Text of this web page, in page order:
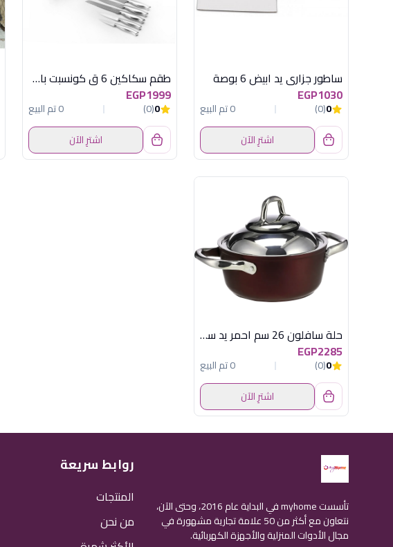
ساطور جزارى يد ابيض 6 بوصة
EGP1030
0
(0)
0 تم البيع
اشترِ الآن
طقم سكاكين 6 ق كونسبت باستاند هابى هوم
EGP1999
0
(0)
0 تم البيع
اشترِ الآن
حلة سافلون 26 سم احمر يد ستيل
EGP2285
0
(0)
0 تم البيع
اشترِ الآن
تأسست myhome في البداية عام 2016، وحتى الآن،
نتعاون مع أكثر من 50 علامة تجارية مشهورة في
مجال الأدوات المنزلية والأجهزة الكهربائية.
روابط سريعة
المنتجات
من نحن